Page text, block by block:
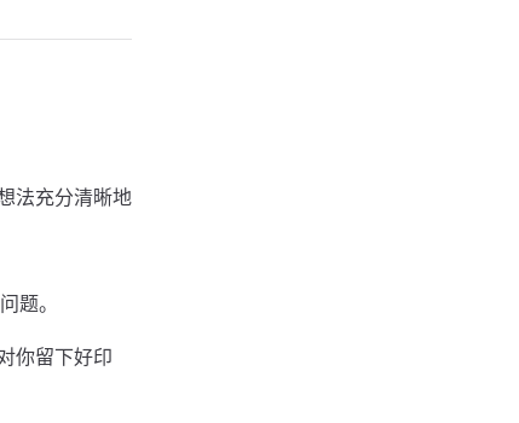
法充分清晰地
题。
你留下好印